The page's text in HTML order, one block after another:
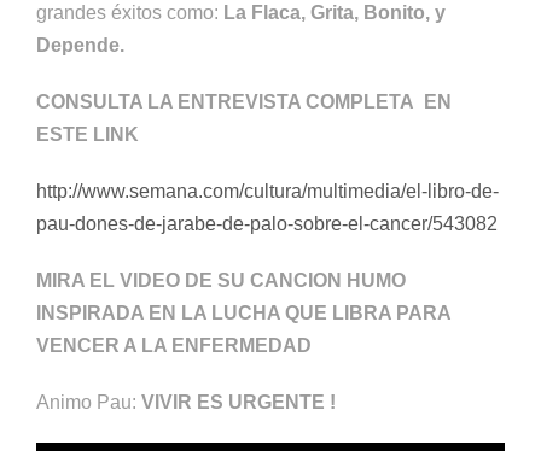
grandes éxitos como: La Flaca, Grita, Bonito, y
Depende.
CONSULTA LA ENTREVISTA COMPLETA EN
ESTE LINK
http://www.semana.com/cultura/multimedia/el-libro-de-
pau-dones-de-jarabe-de-palo-sobre-el-cancer/543082
MIRA EL VIDEO DE SU CANCION HUMO
INSPIRADA EN LA LUCHA QUE LIBRA PARA
VENCER A LA ENFERMEDAD
Animo Pau: VIVIR ES URGENTE !